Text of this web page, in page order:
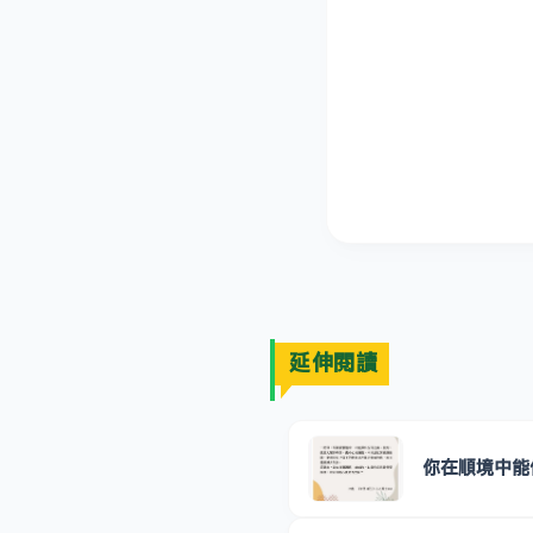
延伸閱讀
你在順境中能